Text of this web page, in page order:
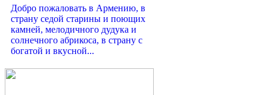
Добро пожаловать в Армению, в
страну седой старины и поющих
камней, мелодичного дудука и
солнечного абрикоса, в страну с
богатой и вкусной...